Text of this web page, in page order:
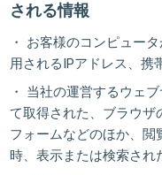
される情報
・ お客様のコンピュー
用されるIPアドレス、携
・ 当社の運営するウェ
て取得された、ブラウザ
フォームなどのほか、閲
時、表示または検索され